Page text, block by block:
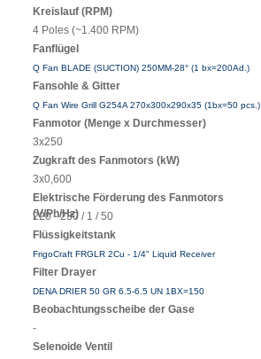
Kreislauf (RPM)
4 Poles (~1.400 RPM)
Fanflügel
Q Fan BLADE (SUCTION) 250MM-28° (1 bx=200Ad.)
Fansohle & Gitter
Q Fan Wire Grill G254A 270x300x290x35 (1bx=50 pcs.)
Fanmotor (Menge x Durchmesser)
3x250
Zugkraft des Fanmotors (kW)
3x0,600
Elektrische Förderung des Fanmotors
(V/Ph/Hz)
220 - 230 / 1 / 50
Flüssigkeitstank
FrigoCraft FRGLR 2Cu - 1/4" Liquid Receiver
Filter Drayer
DENA DRIER 50 GR 6.5-6.5 UN 1BX=150
Beobachtungsscheibe der Gase
-
Selenoide Ventil